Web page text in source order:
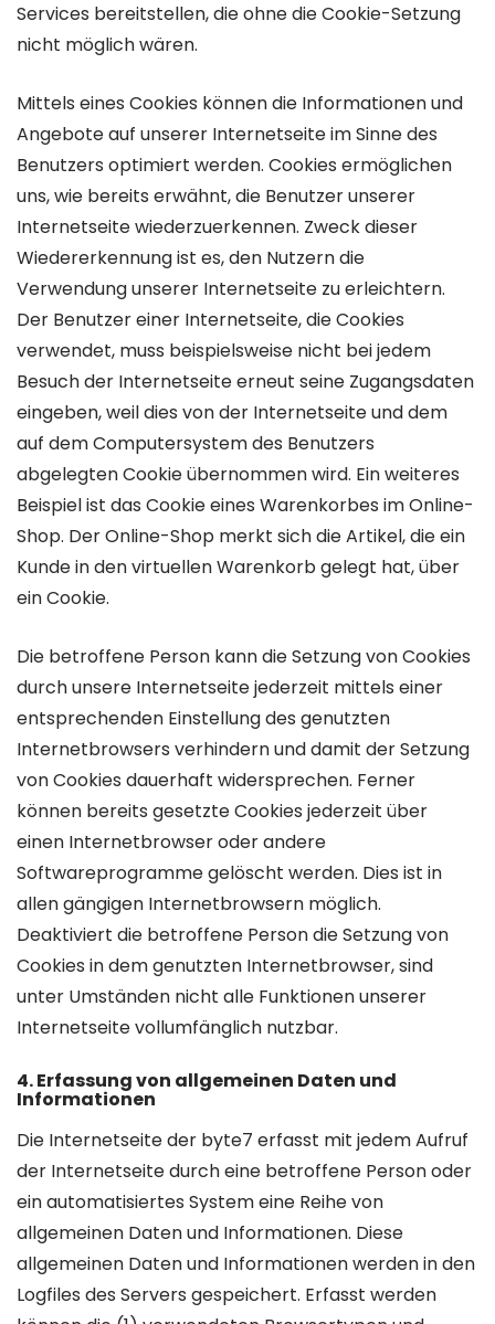
Services bereitstellen, die ohne die Cookie-Setzung
nicht möglich wären.
Mittels eines Cookies können die Informationen und
Angebote auf unserer Internetseite im Sinne des
Benutzers optimiert werden. Cookies ermöglichen
uns, wie bereits erwähnt, die Benutzer unserer
Internetseite wiederzuerkennen. Zweck dieser
Wiedererkennung ist es, den Nutzern die
Verwendung unserer Internetseite zu erleichtern.
Der Benutzer einer Internetseite, die Cookies
verwendet, muss beispielsweise nicht bei jedem
Besuch der Internetseite erneut seine Zugangsdaten
eingeben, weil dies von der Internetseite und dem
auf dem Computersystem des Benutzers
abgelegten Cookie übernommen wird. Ein weiteres
Beispiel ist das Cookie eines Warenkorbes im Online-
Shop. Der Online-Shop merkt sich die Artikel, die ein
Kunde in den virtuellen Warenkorb gelegt hat, über
ein Cookie.
Die betroffene Person kann die Setzung von Cookies
durch unsere Internetseite jederzeit mittels einer
entsprechenden Einstellung des genutzten
Internetbrowsers verhindern und damit der Setzung
von Cookies dauerhaft widersprechen. Ferner
können bereits gesetzte Cookies jederzeit über
einen Internetbrowser oder andere
Softwareprogramme gelöscht werden. Dies ist in
allen gängigen Internetbrowsern möglich.
Deaktiviert die betroffene Person die Setzung von
Cookies in dem genutzten Internetbrowser, sind
unter Umständen nicht alle Funktionen unserer
Internetseite vollumfänglich nutzbar.
4. Erfassung von allgemeinen Daten und
Informationen
Die Internetseite der byte7 erfasst mit jedem Aufruf
der Internetseite durch eine betroffene Person oder
ein automatisiertes System eine Reihe von
allgemeinen Daten und Informationen. Diese
allgemeinen Daten und Informationen werden in den
Logfiles des Servers gespeichert. Erfasst werden